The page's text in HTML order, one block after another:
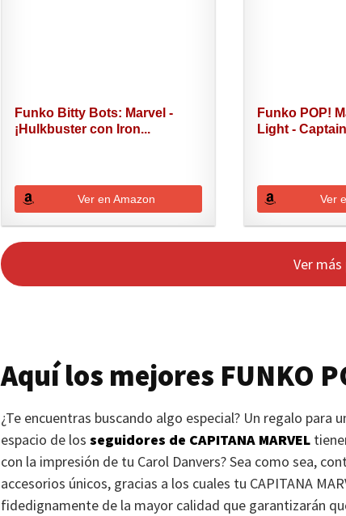
Funko Bitty Bots: Marvel -
¡Hulkbuster con Iron...
Ver en Amazon
Funko POP!
Light -
Ver
Ver
Aquí los mejores FUNKO
¿Te encuentras buscando algo especial? Un regalo
espacio de los seguidores de CAPITANA MARVEL
con la impresión de tu Carol Danvers? Sea como sea,
accesorios únicos, gracias a los cuales tu CAPITANA
fidedignamente de la mayor calidad que garantizarán